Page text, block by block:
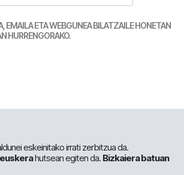
EMAILA ETA WEBGUNEA BILATZAILE HONETAN
HURRENGORAKO.
eskeinitako irrati zerbitzua da.
euskerahutsean egiten da. Bizkaiera batuan